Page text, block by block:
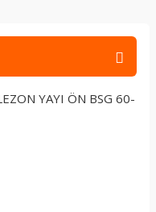
YAYI ÖN BSG 60-